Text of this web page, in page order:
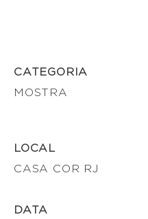
CATEGORIA
MOSTRA
LOCAL
CASA COR RJ
DATA